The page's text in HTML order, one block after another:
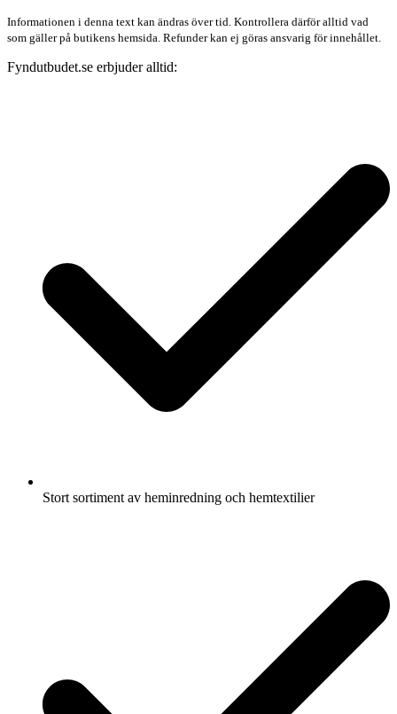
Informationen i denna text kan ändras över tid. Kontrollera därför alltid vad
som gäller på butikens hemsida. Refunder kan ej göras ansvarig för innehållet.
Fyndutbudet.se erbjuder alltid:
Stort sortiment av heminredning och hemtextilier